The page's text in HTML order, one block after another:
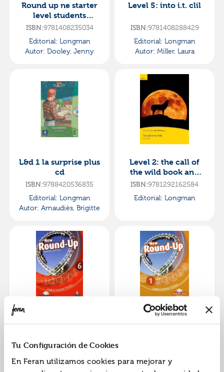
Tu Configuración de Cookies
En Feran utilizamos cookies para mejorar y
Round up ne starter
level students
book/cd-rom pack
ISBN:9781408235034
Editorial: Longman
Autor: Dooley, Jenny
Level 5: into i.t. clil
ISBN:9781408288429
Editorial: Longman
Autor: Miller, Laura
L&d 1 la surprise plus
cd
ISBN:9788420536835
Editorial: Longman
Autor: Arnaudiès, Brigitte
Level 2: the call of
the wild book and
multi-rom with mp3
ISBN:9781292162584
Editorial: Longman
ISBN: 9781408235010
Autor: Dooley, Jenny
Round up level 1
Autor:Dooley, Jenny